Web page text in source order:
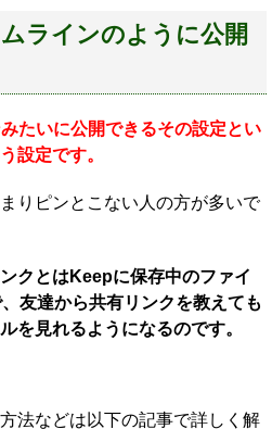
ラインのように公開
たいに公開できるその設定とい
設定です。
りピンとこない人の方が多いで
クとはKeepに保存中のファイ
友達から共有リンクを教えても
を見れるようになるのです。
法などは以下の記事で詳しく解